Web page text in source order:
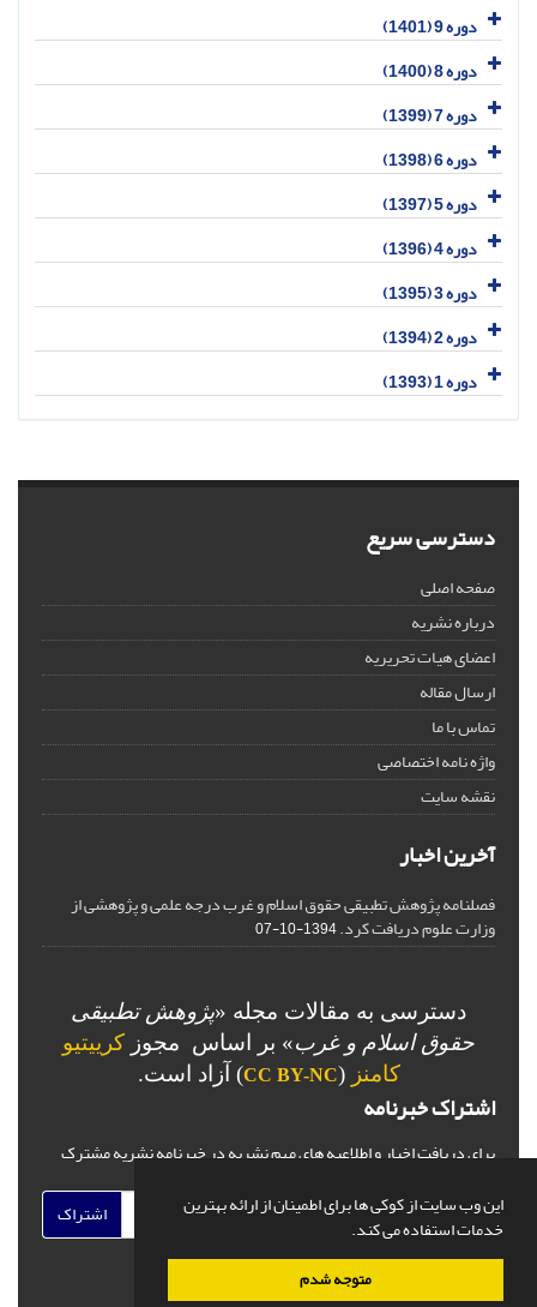
این وب سایت از کوکی ها برای اطمینان از ارائه بهترین
خدمات استفاده می کند.
متوجه شدم
دوره 9 (1401)
دوره 8 (1400)
دوره 7 (1399)
دوره 6 (1398)
دوره 5 (1397)
دوره 4 (1396)
دوره 3 (1395)
دوره 2 (1394)
دوره 1 (1393)
دسترسی سریع
صفحه اصلی
درباره نشریه
اعضای هیات تحریریه
ارسال مقاله
تماس با ما
واژه نامه اختصاصی
نقشه سایت
آخرین اخبار
فصلنامه پژوهش تطبیقی حقوق اسلام و غرب درجه علمی و پژوهشی از
وزارت علوم دریافت کرد.1394-10-07
دسترسی به مقالات مجله «پژوهش تطبیقی
حقوق اسلام و غرب» بر اساس مجوز کرییتیو
کامنز (
CC BY-NC) آزاد است.
اشتراک خبرنامه
برای دریافت اخبار و اطلاعیه های مهم نشریه در خبرنامه نشریه مشترک
اشتراک